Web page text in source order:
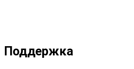
Поддержка